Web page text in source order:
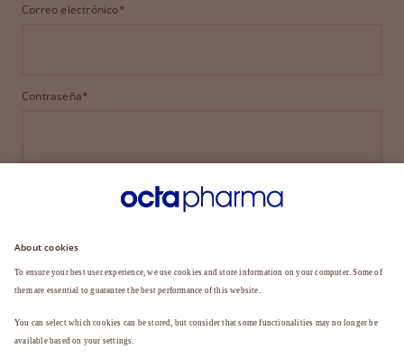
Correo electrónico*
Contraseña*
INICIAR SESIÓN
¿HA OLVIDADO SU CONTRASEÑA?
¿Aún no es miembro?